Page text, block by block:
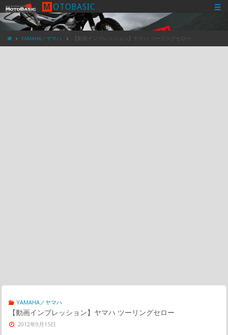
M OTOBASIC
YAMAHA／ヤマハ 【動画インプレッション】ヤマハ ツーリングセロー
YAMAHA／ヤマハ
【動画インプレッション】ヤマハ ツーリングセロー
2012年9月15日